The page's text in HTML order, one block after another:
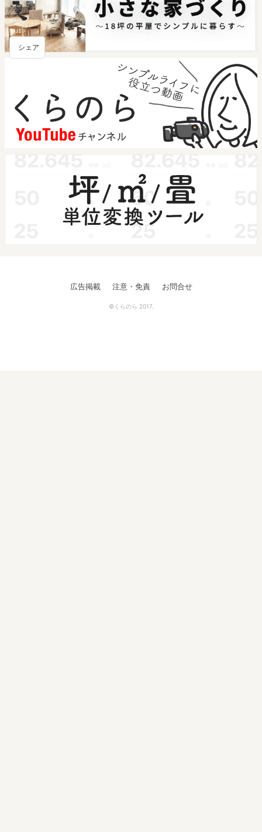
広告掲載 注意・免責 お問合せ
©くらのら 2017.
シェア